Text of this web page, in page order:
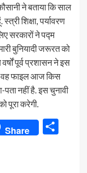
ने बताया कि साल
शिक्षा, पर्यावरण
सरकारों ने पद्म
बुनियादी जरूरत को
पूर्व प्रशासन ने इस
वह फाइल आज किस
नहीं है. इस चुनावी
पूरा करेगी.
Share